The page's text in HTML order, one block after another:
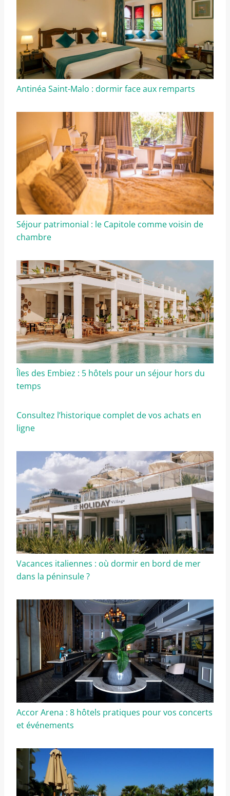
Antinéa Saint-Malo : dormir face aux remparts
Séjour patrimonial : le Capitole comme voisin de
chambre
Îles des Embiez : 5 hôtels pour un séjour hors du
temps
Consultez l’historique complet de vos achats en
ligne
Vacances italiennes : où dormir en bord de mer
dans la péninsule ?
Accor Arena : 8 hôtels pratiques pour vos concerts
et événements